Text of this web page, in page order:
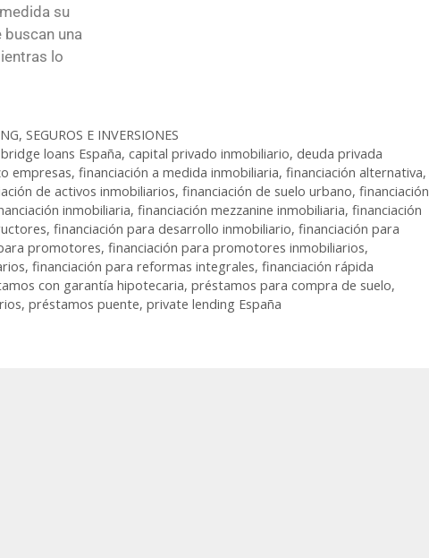
su
una
lo
SEGUROS E INVERSIONES
bridge loans España, capital privado inmobiliario, deuda privada
empresas, financiación a medida inmobiliaria, financiación alternativa,
de activos inmobiliarios, financiación de suelo urbano, financiación
inmobiliaria, financiación mezzanine inmobiliaria, financiación
, financiación para desarrollo inmobiliario, financiación para
promotores, financiación para promotores inmobiliarios,
, financiación para reformas integrales, financiación rápida
con garantía hipotecaria, préstamos para compra de suelo,
, préstamos puente, private lending España